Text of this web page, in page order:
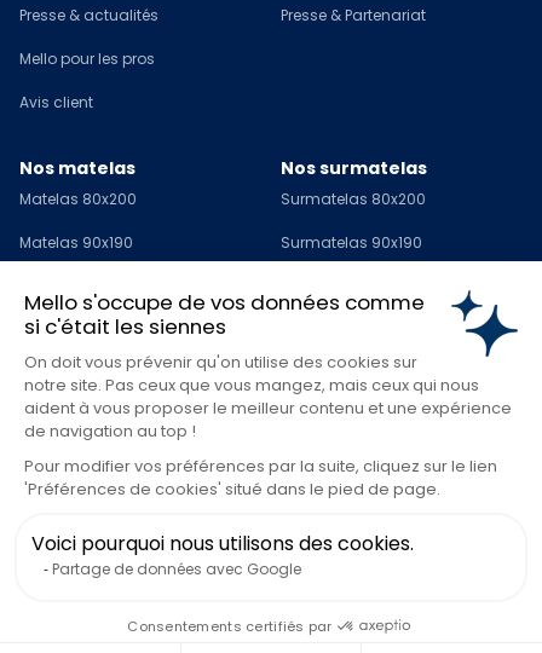
Mello s'occupe de vos données comme
si c'était les siennes
On doit vous prévenir qu'on utilise des cookies sur
notre site. Pas ceux que vous mangez, mais ceux qui nous
aident à vous proposer le meilleur contenu et une expérience
de navigation au top !
Pour modifier vos préférences par la suite, cliquez sur le lien
'Préférences de cookies' situé dans le pied de page.
Voici pourquoi nous utilisons des cookies.
Partage de données avec Google
Consentements certifiés par
Presse & actualités
Mello pour les pros
Avis client
Presse & Partenariat
Nos matelas
Matelas 80x200
Matelas 90x190
Matelas 120x190
Matelas 140x190
Matelas 140x200
Matelas 160x200
Matelas 200x200
Nos surmatelas
Surmatelas 80x200
Surmatelas 90x190
Surmatelas 140x190
Surmatelas 140x200
Surmatelas 160x200
Surmatelas 180x200
Surmatelas 200x200
Surmatelas 2 personnes